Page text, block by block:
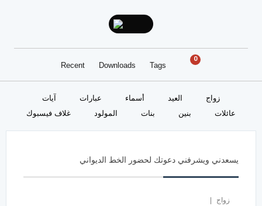
Recent Downloads Tags
0
آيات عبارات أسماء العيد
زواج
غلاف فيسبوك
المولود بنات بنين عائلات
يسعدني ويشرفني دعوتك لحضور الخط الديواني
زواج |